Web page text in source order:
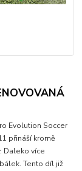
Evolution Soccer
přináší kromě
Daleko více
Tento díl již